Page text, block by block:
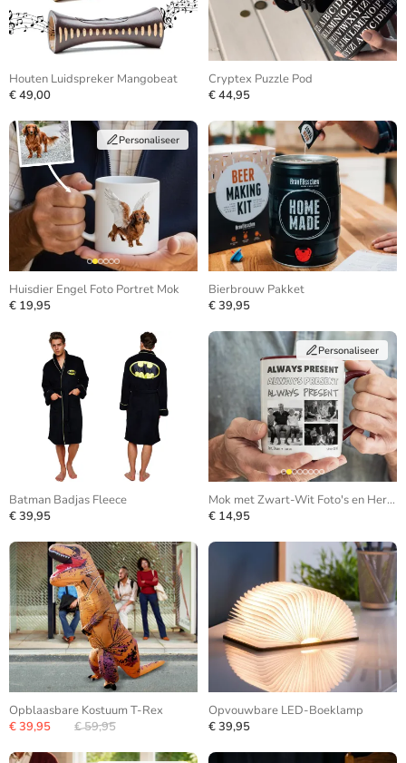
Houten Luidspreker Mangobeat
€ 49,00
Cryptex Puzzle Pod
€ 44,95
Personaliseer
Huisdier Engel Foto Portret Mok
€ 19,95
Bierbrouw Pakket
€ 39,95
Batman Badjas Fleece
€ 39,95
Personaliseer
Mok met Zwart-Wit Foto's en Herhalende Tekst
€ 14,95
Opblaasbare Kostuum T-Rex
€ 39,95
€ 59,95
Opvouwbare LED-Boeklamp
€ 39,95